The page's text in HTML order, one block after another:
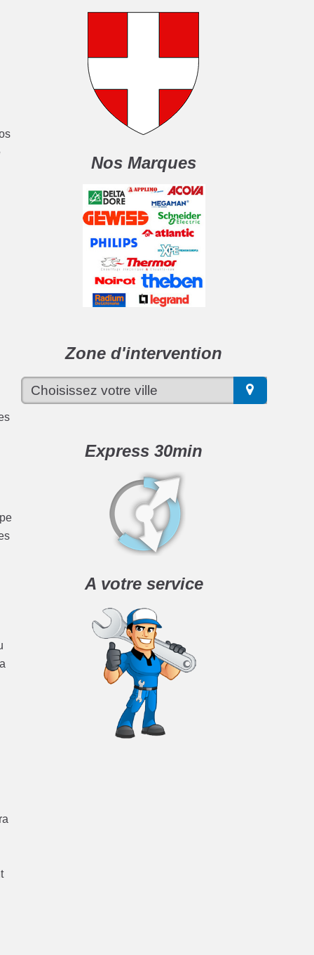
Nos Marques
Zone d'intervention
Express 30min
A votre service